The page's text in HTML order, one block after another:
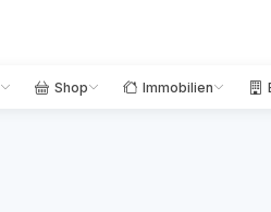
Shop Immobilien